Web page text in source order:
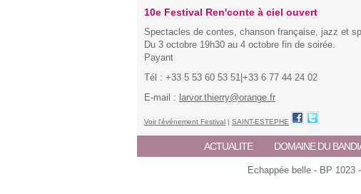
10e Festival Ren'conte à ciel ouvert
Spectacles de contes, chanson française, jazz et
Du 3 octobre 19h30 au 4 octobre fin de soirée.
Payant
Tél : +33 5 53 60 53 51|+33 6 77 44 24 02
E-mail : larvor.thierry@orange.fr
Voir l'événement Festival | SAINT-ESTEPHE
ACTUALITE DOMAINE DU
Echappée belle - BP 1023